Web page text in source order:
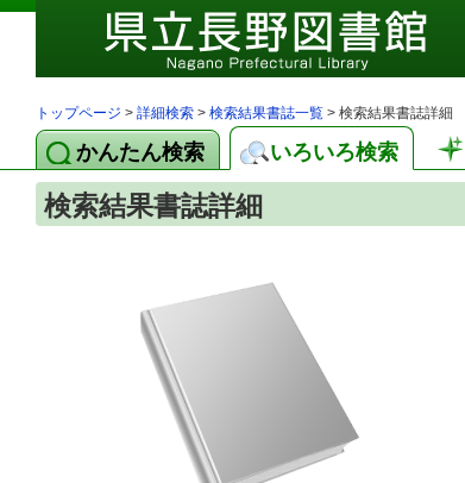
トップページ > 詳細検索 > 検索結果書誌一覧 > 検索結果書誌詳細
かんたん検索 いろいろ検索
検索結果書誌詳細